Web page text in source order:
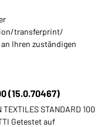
transferprint/
Ihren zuständigen
(15.0.70467)
TEXTILES STANDARD 100
Getestet auf